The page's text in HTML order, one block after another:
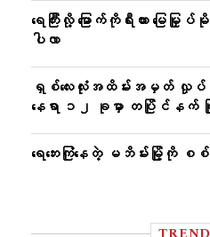
ရေကြီးလို့ မြောက်ကိုရီးယား မြေမြှုပ်
ပါလာ
ရှစ်လေးလုံးအထိမ်းအမှတ် လှုပ်ရှ
နေရာ ၁၂ ခုမှာ တပြိုင်နက်
ရေဘေးကြုံနေတဲ့ မဘိမ်းမြို့ကို စ